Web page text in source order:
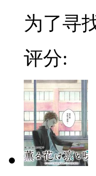
为了寻
评分: